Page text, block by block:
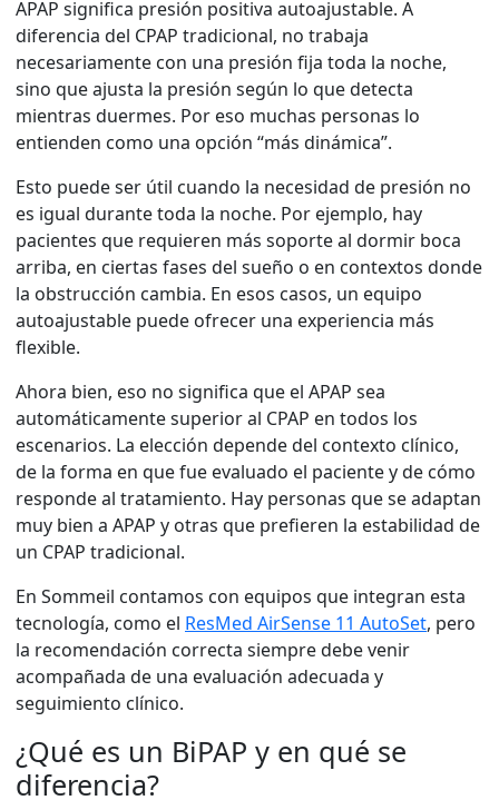
APAP significa presión positiva autoajustable. A
diferencia del CPAP tradicional, no trabaja
necesariamente con una presión fija toda la noche,
sino que ajusta la presión según lo que detecta
mientras duermes. Por eso muchas personas lo
entienden como una opción “más dinámica”.
Esto puede ser útil cuando la necesidad de presión no
es igual durante toda la noche. Por ejemplo, hay
pacientes que requieren más soporte al dormir boca
arriba, en ciertas fases del sueño o en contextos donde
la obstrucción cambia. En esos casos, un equipo
autoajustable puede ofrecer una experiencia más
flexible.
Ahora bien, eso no significa que el APAP sea
automáticamente superior al CPAP en todos los
escenarios. La elección depende del contexto clínico,
de la forma en que fue evaluado el paciente y de cómo
responde al tratamiento. Hay personas que se adaptan
muy bien a APAP y otras que prefieren la estabilidad de
un CPAP tradicional.
En Sommeil contamos con equipos que integran esta
tecnología, como el ResMed AirSense 11 AutoSet, pero
la recomendación correcta siempre debe venir
acompañada de una evaluación adecuada y
seguimiento clínico.
¿Qué es un BiPAP y en qué se
diferencia?